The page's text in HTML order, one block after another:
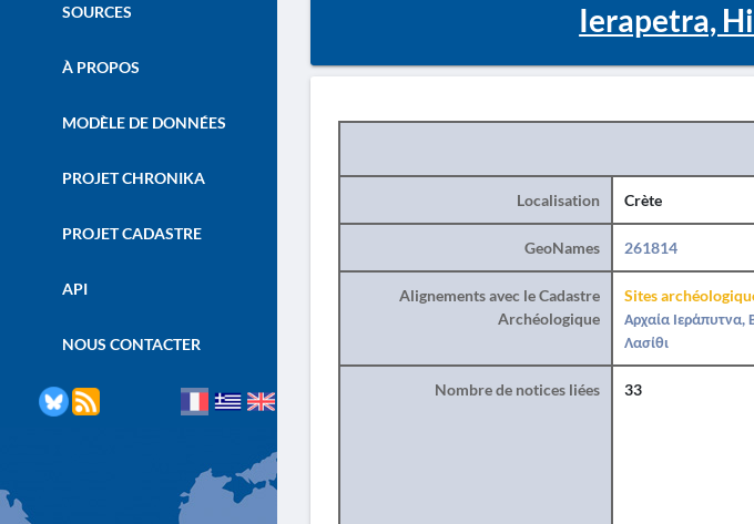
SOURCES
À PROPOS
MODÈLE DE DONNÉES
PROJET CHRONIKA
PROJET CADASTRE
API
NOUS CONTACTER
Ierapetra,
Localisation Crète
GeoNames 261814
Alignements avec le Cadastre
Archéologique
Sites
Αρχαία Ιεράπυτνα,
Λασίθι
Nombre de notices liées 33